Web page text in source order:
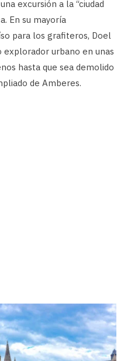
excursión a la “ciudad
En su mayoría
para los grafiteros, Doel
explorador urbano en unas
hasta que sea demolido
de Amberes.